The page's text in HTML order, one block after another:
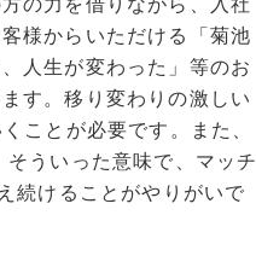
様からいただける「菊池
人生が変わった」等のお
す。移り変わりの激しい
ことが必要です。また、
ういった意味で、マッチ
続けることがやりがいで